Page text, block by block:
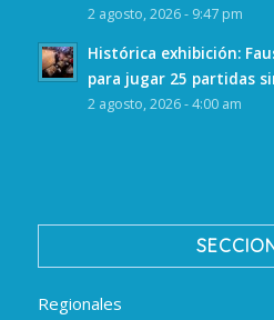
2 agosto, 2026 - 9:47 pm
Histórica exhibición:
para jugar 25 partidas
2 agosto, 2026 - 4:00 am
Regionales